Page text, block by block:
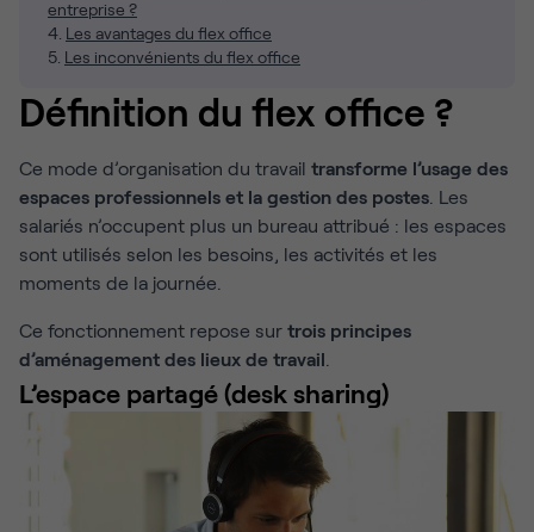
entreprise ?
4. Les avantages du flex office
5. Les inconvénients du flex office
Définition du flex office ?
Ce mode d’organisation du travail transforme l’usage des
espaces professionnels et la gestion des postes . Les
salariés n’occupent plus un bureau attribué : les espaces
sont utilisés selon les besoins, les activités et les
moments de la journée.
Ce fonctionnement repose sur trois principes
d’aménagement des lieux de travail
L’espace partagé (desk sharing)